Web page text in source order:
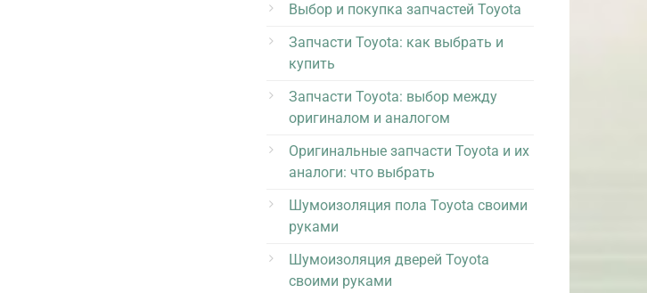
Выбор и покупка запчастей Toyota
Запчасти Toyota: как выбрать и
купить
Запчасти Toyota: выбор между
оригиналом и аналогом
Оригинальные запчасти Toyota и их
аналоги: что выбрать
Шумоизоляция пола Toyota своими
руками
Шумоизоляция дверей Toyota
своими руками